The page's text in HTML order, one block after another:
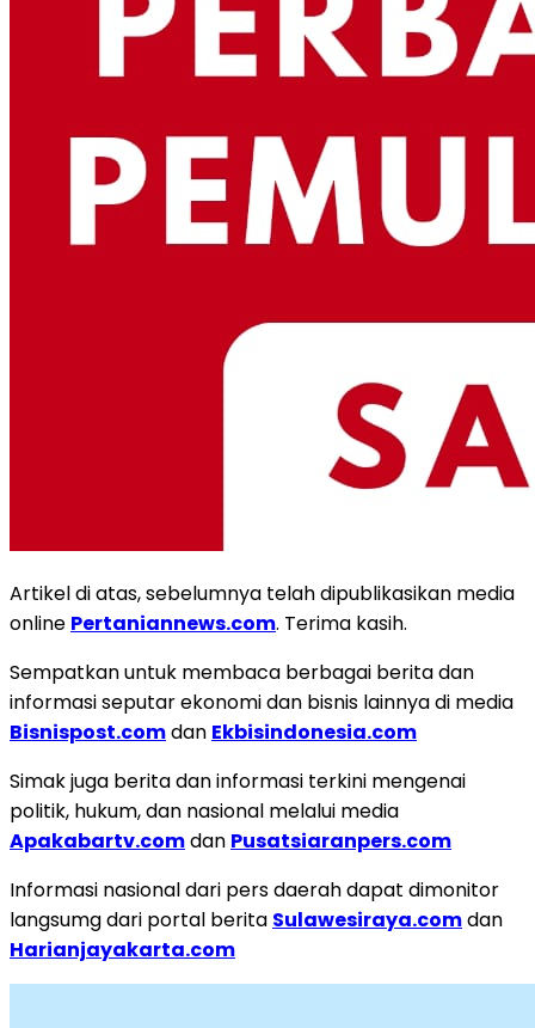
Artikel di atas, sebelumnya telah dipublikasikan media
online Pertaniannews.com. Terima kasih.
Sempatkan untuk membaca berbagai berita dan
informasi seputar ekonomi dan bisnis lainnya di media
Bisnispost.comdan Ekbisindonesia.com
Simak juga berita dan informasi terkini mengenai
politik, hukum, dan nasional melalui media
Apakabartv.comdan Pusatsiaranpers.com
Informasi nasional dari pers daerah dapat dimonitor
langsumg dari portal berita Sulawesiraya.comdan
Harianjayakarta.com